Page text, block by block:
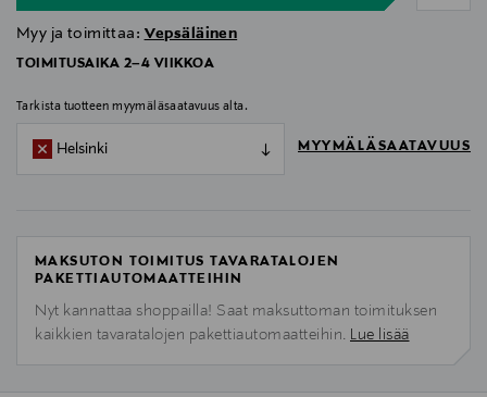
Myy ja toimittaa: Vepsäläinen
TOIMITUSAIKA 2–4 VIIKKOA
Tarkista tuotteen myymäläsaatavuus alta.
Helsinki MYYMÄLÄSAATAVUUS
MAKSUTON TOIMITUS TAVARATALOJEN
PAKETTIAUTOMAATTEIHIN
Nyt kannattaa shoppailla! Saat maksuttoman toimituksen
kaikkien tavaratalojen pakettiautomaatteihin. Lue lisää